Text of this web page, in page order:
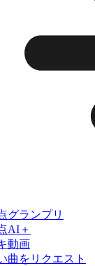
グランプリ
AI＋
動画
曲をリクエスト